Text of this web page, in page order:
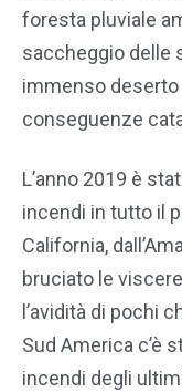
foresta pluviale
saccheggio delle
immenso
conseguenze
L’anno 2019 è
incendi in tutto il
California,
bruciato le
l’avidità di pochi
Sud America c’è
incendi degli